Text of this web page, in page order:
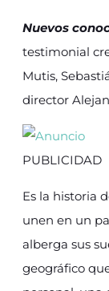
Nuevos
testimonial
Mutis,
director
PUBLICIDAD
Es la historia
unen en un
alberga sus
geográfico